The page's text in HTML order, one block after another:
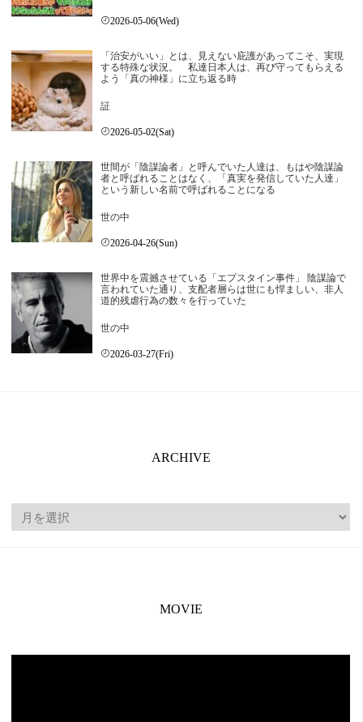
2026-05-06(Wed)
「治安がいい」とは、見えない庇護があってこそ、実現
する特殊な状況。 私達日本人は、再び守ってもらえる
よう「真の神様」に立ち返る時
証
2026-05-02(Sat)
世間が「陰謀論者」と呼んでいた人達は、もはや陰謀論
者と呼ばれることはなく、「真実を発信していた人達」
という新しい名前で呼ばれることになる
世の中
2026-04-26(Sun)
世界中を震撼させている「エプスタイン事件」 陰謀論で
言われていた通り、支配者層らは世にも悍ましい、非人
道的残虐行為の数々を行っていた
世の中
2026-03-27(Fri)
ARCHIVE
ARCHIVE
MOVIE